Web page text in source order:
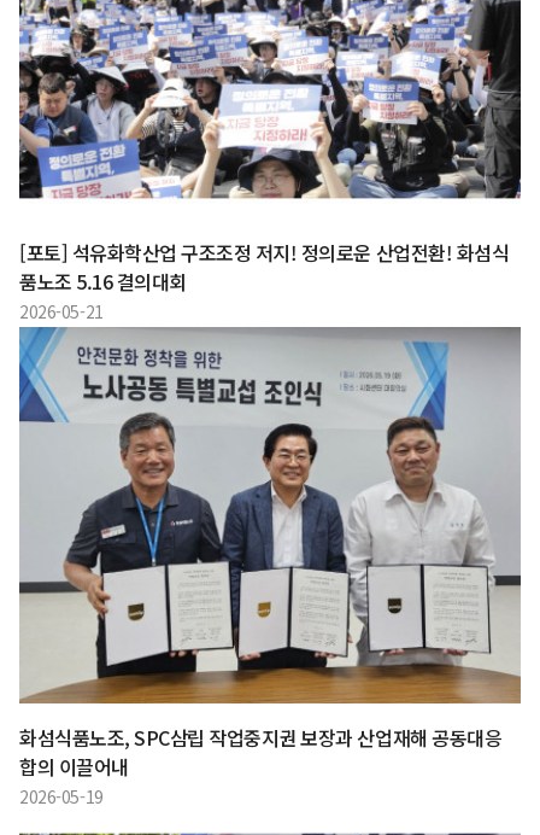
[포토] 석유화학산업 구조조정 저지! 정의로운 산업전환! 화섬식
품노조 5.16 결의대회
2026-05-21
화섬식품노조, SPC삼립 작업중지권 보장과 산업재해 공동대응
합의 이끌어내
2026-05-19